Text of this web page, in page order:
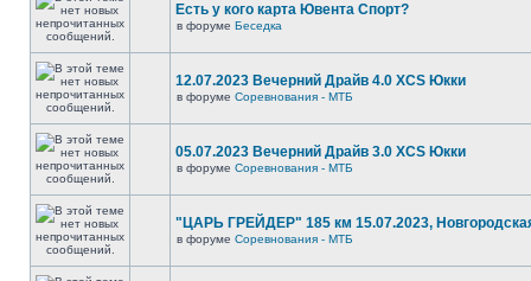
Есть у кого карта Ювента Спорт?
в форуме Беседка
12.07.2023 Вечерний Драйв 4.0 XCS Юкки
в форуме Соревнования - МТБ
05.07.2023 Вечерний Драйв 3.0 XCS Юкки
в форуме Соревнования - МТБ
"ЦАРЬ ГРЕЙДЕР" 185 км 15.07.2023,
в форуме Соревнования - МТБ